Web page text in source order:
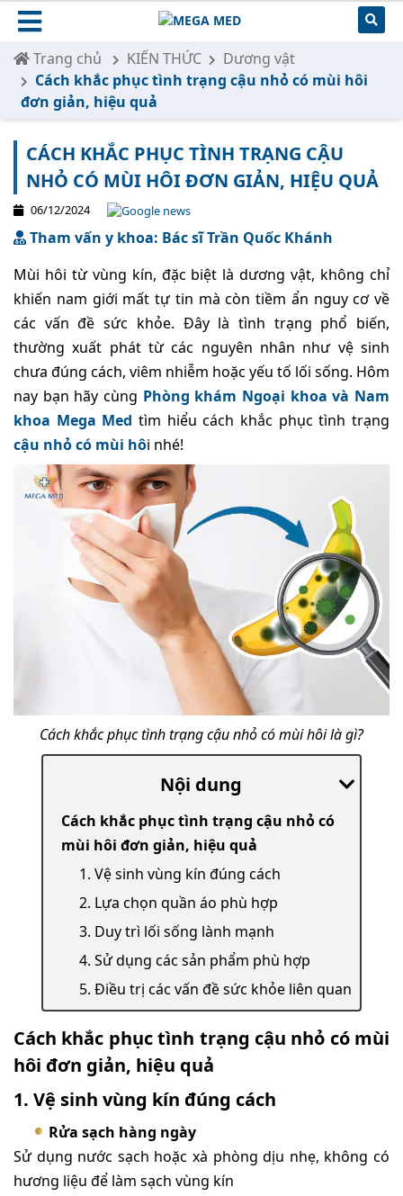
Trang chủ KIẾN THỨC
Dương vật
Cách khắc phục tình trạng cậu nhỏ có mùi hôi
đơn giản, hiệu quả
CÁCH KHẮC PHỤC TÌNH TRẠNG CẬU
NHỎ CÓ MÙI HÔI ĐƠN GIẢN, HIỆU QUẢ
06/12/2024
Tham vấn y khoa: Bác sĩ Trần Quốc Khánh
Mùi hôi từ vùng kín, đặc biệt là dương vật, không chỉ
khiến nam giới mất tự tin mà còn tiềm ẩn nguy cơ về
các vấn đề sức khỏe. Đây là tình trạng phổ biến,
thường xuất phát từ các nguyên nhân như vệ sinh
chưa đúng cách, viêm nhiễm hoặc yếu tố lối sống. Hôm
nay bạn hãy cùng Phòng khám Ngoại khoa và Nam
khoa Mega Med tìm hiểu cách khắc phục tình trạng
cậu nhỏ có mùi hôi nhé!
Cách khắc phục tình trạng cậu nhỏ có mùi hôi là gì?
Nội dung
Cách khắc phục tình trạng cậu nhỏ có
mùi hôi đơn giản, hiệu quả
1. Vệ sinh vùng kín đúng cách
2. Lựa chọn quần áo phù hợp
3. Duy trì lối sống lành mạnh
4. Sử dụng các sản phẩm phù hợp
5. Điều trị các vấn đề sức khỏe liên quan
Cách khắc phục tình trạng cậu nhỏ có mùi
hôi đơn giản, hiệu quả
1. Vệ sinh vùng kín đúng cách
Rửa sạch hàng ngày
Sử dụng nước sạch hoặc xà phòng dịu nhẹ, không có
hương liệu để làm sạch vùng kín